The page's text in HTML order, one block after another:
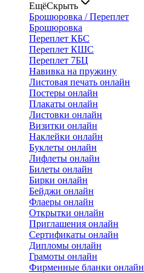
ЕщёСкрыть
Брошюровка / Переплет
Брошюровка
Переплет КБС
Переплет КШС
Переплет 7БЦ
Навивка на пружину
Листовая печать онлайн
Постеры онлайн
Плакаты онлайн
Листовки онлайн
Визитки онлайн
Наклейки онлайн
Буклеты онлайн
Лифлеты онлайн
Билеты онлайн
Бирки онлайн
Бейджи онлайн
Флаеры онлайн
Открытки онлайн
Приглашения онлайн
Сертификаты онлайн
Дипломы онлайн
Грамоты онлайн
Фирменные бланки онлайн